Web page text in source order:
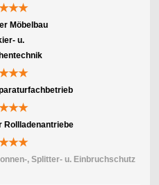
Möbelbau
u.
Rollladenantriebe
, Splitter- u. Einbruchschutz